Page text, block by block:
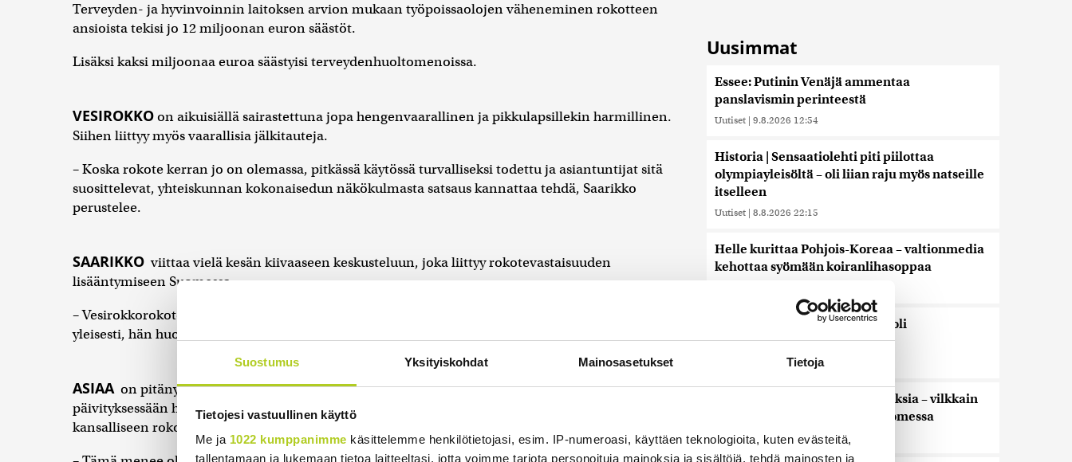
Suostumus Yksityiskohdat Mainosasetukset Tietoja
Tietojesi vastuullinen käyttö
Me ja 1022 kumppanimme käsittelemme henkilötietojasi, esim. IP-numeroasi, käyttäen teknologioita, kuten evästeitä,
tallentamaan ja lukemaan tietoa laitteeltasi, jotta voimme tarjota personoituja mainoksia ja sisältöjä, tehdä mainosten ja
Terveyden- ja hyvinvoinnin laitoksen arvion mukaan työpoissaolojen väheneminen rokotteen
ansioista tekisi jo 12 miljoonan euron säästöt.
Lisäksi kaksi miljoonaa euroa säästyisi terveydenhuoltomenoissa.
VESIROKKOon aikuisiällä sairastettuna jopa hengenvaarallinen ja pikkulapsillekin harmillinen.
Siihen liittyy myös vaarallisia jälkitauteja.
– Koska rokote kerran jo on olemassa, pitkässä käytössä turvalliseksi todettu ja asiantuntijat sitä
suosittelevat, yhteiskunnan kokonaisedun näkökulmasta satsaus kannattaa tehdä, Saarikko
perustelee.
SAARIKKO viittaa vielä kesän kiivaaseen keskusteluun, joka liittyy rokotevastaisuuden
lisääntymiseen Suomessa.
– Vesirokkorokote-esitys välittää myös tärkeän poliittisen viestin rokottamisen merkityksestä
yleisesti, hän huomauttaa.
ASIAA on pitänyt esillä myös kokoomusministeriSanni Grahn-Laasonen. Tiistain Facebook-
päivityksessään hän toteaa, useiden Euroopan maiden hyväksyneen verirokkorokotteen
kansalliseen rokotusohjelmaansa.
Uusimmat
Essee: Putinin Venäjä ammentaa
panslavismin perinteestä
Uutiset | 9.8.2026 12:54
Historia | Sensaatiolehti piti piilottaa
olympiayleisöltä – oli liian raju myös natseille
itselleen
Uutiset | 8.8.2026 22:15
Helle kurittaa Pohjois-Koreaa – valtionmedia
kehottaa syömään koiranlihasoppaa
WSJ: Saksassa löytynyt drooni oli
todennäköisesti venäläinen
8.8.2026 16:19
Sikarutto tuo metsästysrajoituksia – vilkkain
metsästyskausi käynnistyy Suomessa
Uutiset | 8.8.2026 15:00